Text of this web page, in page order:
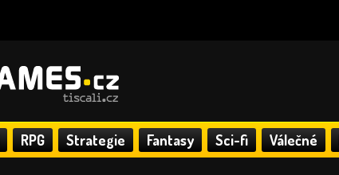
RPG Strategie Fantasy Sci-fi Válečné